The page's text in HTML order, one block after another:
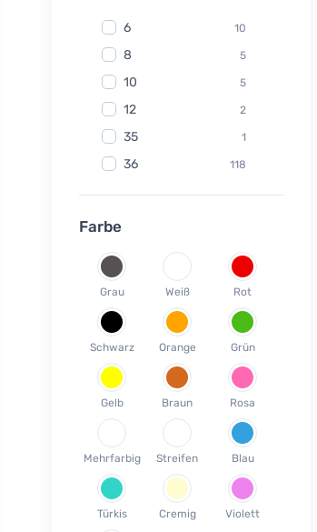
Officina Naturae 6
OnlyBio 1
Endles by Econea 3
Pinke Welle 3
1
Jack n Jill 35
5
1
Circular Cup 1
Neobotanics 17
6 10
8 5
10 5
12 2
35 1
36 118
37
40 58
41
42 35
43 26
44
18
46
XS 3
S
M 40
Farbe
Grau Weiß Rot
Schwarz Orange Grün
Gelb Braun Rosa
Mehrfarbig Streifen Blau
Türkis Cremig Violett